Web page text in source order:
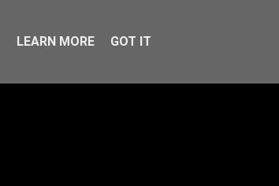
LEARN MORE GOT IT